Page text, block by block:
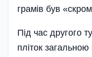
грамів був
Під час другого
пліток